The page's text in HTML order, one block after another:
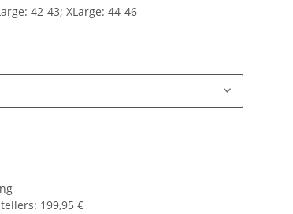
42-43; XLarge: 44-46
: 199,95 €